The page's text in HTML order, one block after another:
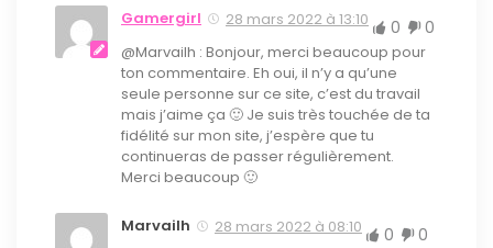
Gamergirl 28 mars 2022 à 13:10 0 0
@Marvailh : Bonjour, merci beaucoup pour
ton commentaire. Eh oui, il n’y a qu’une
seule personne sur ce site, c’est du travail
mais j’aime ça 🙂 Je suis très touchée de ta
fidélité sur mon site, j’espère que tu
continueras de passer régulièrement.
Merci beaucoup 🙂
Marvailh 28 mars 2022 à 08:10 0 0